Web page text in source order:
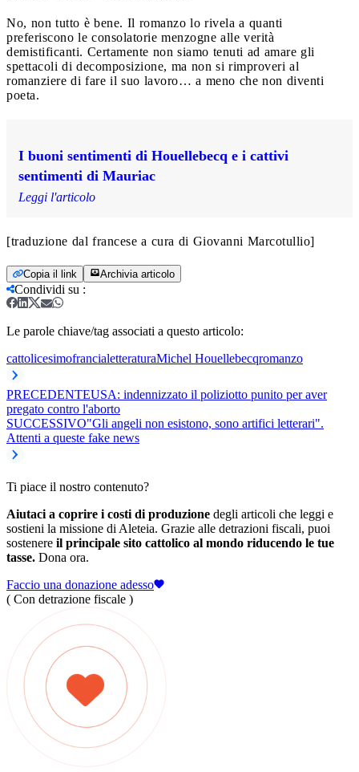
No, non tutto è bene. Il romanzo lo rivela a quanti
preferiscono le consolatorie menzogne alle verità
demistificanti. Certamente non siamo tenuti ad amare gli
spettacoli di decomposizione, ma non si rimproveri al
romanziere di fare il suo lavoro… a meno che non diventi
poeta.
I buoni sentimenti di Houellebecq e i cattivi
sentimenti di Mauriac
Leggi l'articolo
[traduzione dal francese a cura di Giovanni Marcotullio]
Copia il link Archivia articolo
Condividi su :
Le parole chiave/tag associati a questo articolo:
cattolicesimofrancialetteraturaMichel Houellebecqromanzo
PRECEDENTEUSA: indennizzato il poliziotto punito per aver
pregato contro l'aborto
SUCCESSIVO"Gli angeli non esistono, sono artifici letterari".
Attenti a queste fake news
Ti piace il nostro contenuto?
Aiutaci a coprire i costi di produzione degli articoli che leggi e
sostieni la missione di Aleteia. Grazie alle detrazioni fiscali, puoi
sostenere il principale sito cattolico al mondo riducendo le tue
tasse. Dona ora.
Faccio una donazione adesso
( Con detrazione fiscale )